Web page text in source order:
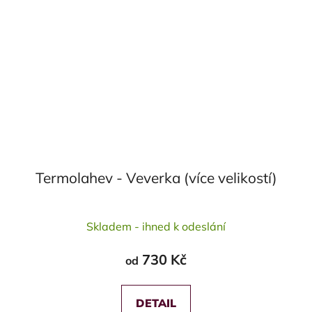
Termolahev - Veverka (více velikostí)
hodnocení
je
5,0
z
Skladem - ihned k odeslání
od 730 Kč
DETAIL